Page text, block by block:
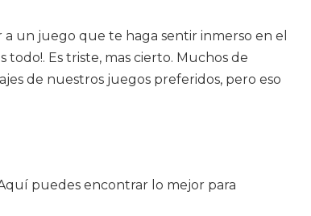
un juego que te haga sentir inmerso en el
Es triste, mas cierto. Muchos de
de nuestros juegos preferidos, pero eso
puedes encontrar lo mejor para